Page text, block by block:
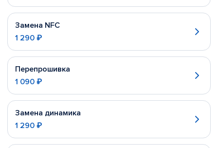
Замена NFC
1 290 ₽
Перепрошивка
1 090 ₽
Замена динамика
1 290 ₽